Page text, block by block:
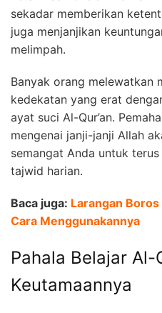
sekadar memberikan
juga menjanjikan
melimpah.
Banyak orang melewatkan
kedekatan yang erat
ayat suci Al-Qur’an.
mengenai janji-janji Allah
semangat Anda untuk
tajwid harian.
Baca juga: Larangan
Cara Menggunakannya
Pahala Belajar Al-
Keutamaannya